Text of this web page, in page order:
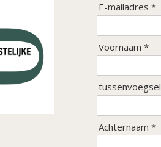
E-mailadres *
Voornaam *
tussenvoegsel
Achternaam *